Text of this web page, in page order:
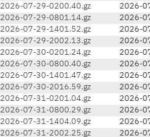
2026-07-29-0200.40.gz
2026-
2026-07-29-0801.14.gz
2026-
2026-07-29-1401.52.gz
2026-
2026-07-29-2002.13.gz
2026-
2026-07-30-0201.24.gz
2026-
2026-07-30-0800.40.gz
2026-
2026-07-30-1401.47.gz
2026-
2026-07-30-2016.59.gz
2026-
2026-07-31-0201.04.gz
2026-
2026-07-31-0800.29.gz
2026-
2026-07-31-1404.09.gz
2026-
2026-07-31-2002.25.gz
2026-